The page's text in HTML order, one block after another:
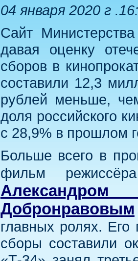
04 января 2020 г
Сайт
давая оценку
сборов в
составили 12,3
рублей меньше,
доля российского
с 28,9% в прошлом
Больше всего в
фильм
Добронравовым
главных ролях.
сборы составили